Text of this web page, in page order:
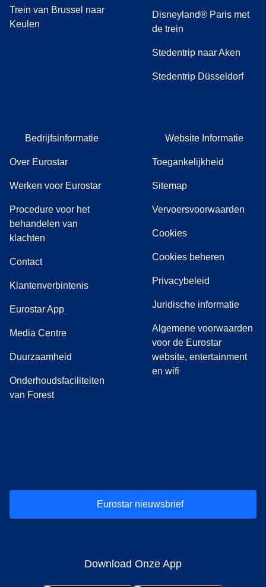
Trein van Brussel naar
Keulen
Disneyland® Paris met
de trein
Stedentrip naar Aken
Stedentrip Düsseldorf
Bedrijfsinformatie
Over Eurostar
Werken voor Eurostar
Procedure voor het
behandelen van
klachten
Contact
Klantenverbintenis
Eurostar App
Media Centre( opent in een nieuwe tab)
Duurzaamheid
Onderhoudsfaciliteiten
van Forest
Website Informatie
Toegankelijkheid
Sitemap
Vervoersvoorwaarden
Cookies
Cookies beheren
Privacybeleid
Juridische informatie
Algemene voorwaarden
voor de Eurostar
website, entertainment
en wifi
Eurostar nieuwsbrief
Download Onze App